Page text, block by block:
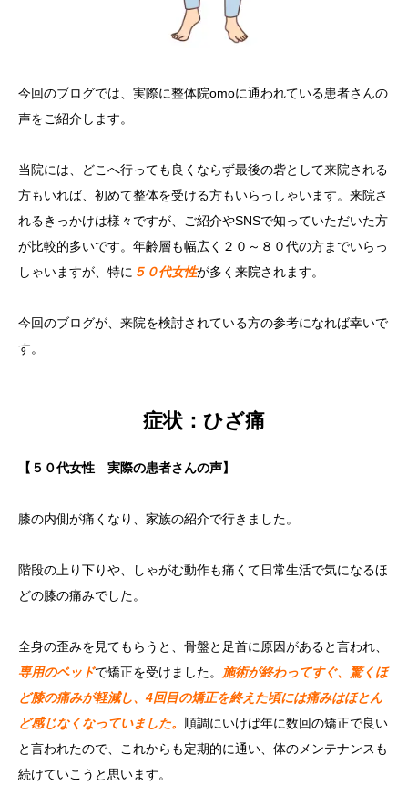
今回のブログでは、実際に整体院omoに通われている患者さんの
声をご紹介します。
当院には、どこへ行っても良くならず最後の砦として来院される
方もいれば、初めて整体を受ける方もいらっしゃいます。来院さ
れるきっかけは様々ですが、ご紹介やSNSで知っていただいた方
が比較的多いです。年齢層も幅広く２０～８０代の方までいらっ
しゃいますが、特に ５０代女性が多く来院されます。
今回のブログが、来院を検討されている方の参考になれば幸いで
す。
症状：ひざ痛
【５０代女性 実際の患者さんの声】
膝の内側が痛くなり、家族の紹介で行きました。
階段の上り下りや、しゃがむ動作も痛くて日常生活で気になるほ
どの膝の痛みでした。
全身の歪みを見てもらうと、骨盤と足首に原因があると言われ、
専用のベッドで矯正を受けました。
施術が終わってすぐ、驚くほ
ど膝の痛みが軽減し、4回目の矯正を終えた頃には痛みはほとん
ど感じなくなっていました。 順調にいけば年に数回の矯正で良い
と言われたので、これからも定期的に通い、体のメンテナンスも
続けていこうと思います。